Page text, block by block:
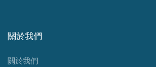
關於我們
關於我們